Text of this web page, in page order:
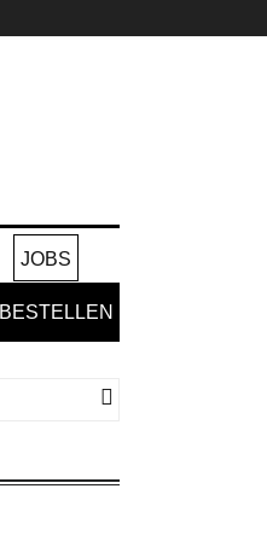
JOBS
BESTELLEN